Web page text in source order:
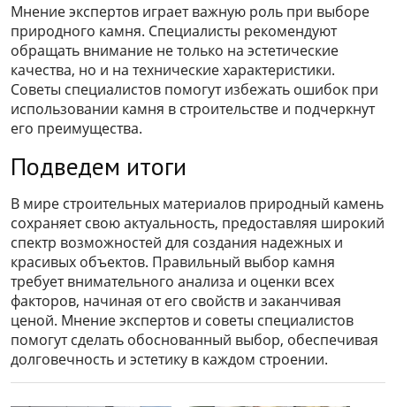
Мнение экспертов играет важную роль при выборе
природного камня. Специалисты рекомендуют
обращать внимание не только на эстетические
качества, но и на технические характеристики.
Советы специалистов помогут избежать ошибок при
использовании камня в строительстве и подчеркнут
его преимущества.
Подведем итоги
В мире строительных материалов природный камень
сохраняет свою актуальность, предоставляя широкий
спектр возможностей для создания надежных и
красивых объектов. Правильный выбор камня
требует внимательного анализа и оценки всех
факторов, начиная от его свойств и заканчивая
ценой. Мнение экспертов и советы специалистов
помогут сделать обоснованный выбор, обеспечивая
долговечность и эстетику в каждом строении.